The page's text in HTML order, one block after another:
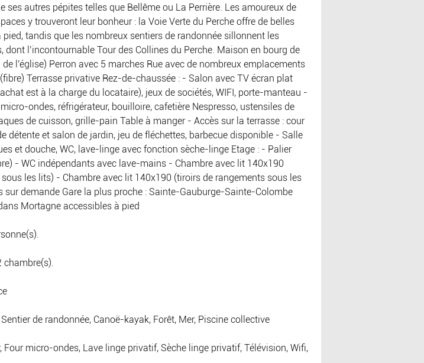
ses autres pépites telles que Bellême ou La Perrière. Les amoureux de
y trouveront leur bonheur : la Voie Verte du Perche offre de belles
tandis que les nombreux sentiers de randonnée sillonnent les
dont l’incontournable Tour des Collines du Perche. Maison en bourg de
l'église) Perron avec 5 marches Rue avec de nombreux emplacements
Terrasse privative Rez-de-chaussée : - Salon avec TV écran plat
est à la charge du locataire), jeux de sociétés, WIFI, porte-manteau -
ondes, réfrigérateur, bouilloire, cafetière Nespresso, ustensiles de
de cuisson, grille-pain Table à manger - Accès sur la terrasse : cour
détente et salon de jardin, jeu de fléchettes, barbecue disponible - Salle
et douche, WC, lave-linge avec fonction sèche-linge Etage : - Palier
- WC indépendants avec lave-mains - Chambre avec lit 140x190
les lits) - Chambre avec lit 140x190 (tiroirs de rangements sous les
sur demande Gare la plus proche : Sainte-Gauburge-Sainte-Colombe
Mortagne accessibles à pied
chambre(s).
Sentier de randonnée, Canoë-kayak, Forêt, Mer, Piscine collective
Four micro-ondes, Lave linge privatif, Sèche linge privatif, Télévision, Wifi,